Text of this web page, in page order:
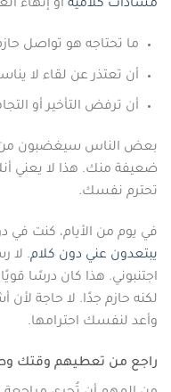
مشادات كلامية أو إنهاء
ما تحتاجه هو تواصل
أن تعتذر عن لقاء لا
أن ترفض التأخير أو
بعض الناس سيغضبون من
ضعيفة منك. هذا لا يعني
تحترم نفسك.
في يوم من الأيام، كنت في
يبتعدون عني دون كلام. لا
اجتنبوني. هذا كان درسًا
لكنه حازم جدًا. لا حاجة
وأعد لنفسك احترامها.
راجع من تعطيهم وقتك